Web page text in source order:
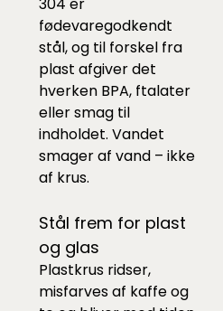
fødevaregodkendt
stål, og til forskel fra
plast afgiver det
hverken BPA, ftalater
eller smag til
indholdet. Vandet
smager af vand – ikke
af krus.
Stål frem for plast
og glas
Plastkrus ridser,
misfarves af kaffe og